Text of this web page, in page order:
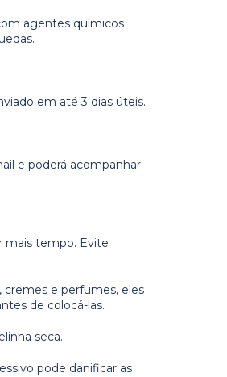
agentes químicos
em até 3 dias úteis.
e poderá acompanhar
mais tempo. Evite
e perfumes, eles
de colocá-las.
seca.
pode danificar as